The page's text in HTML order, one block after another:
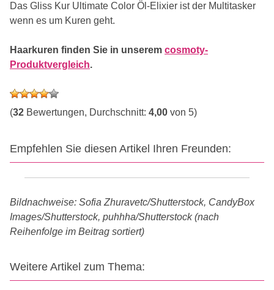
Das Gliss Kur Ultimate Color Öl-Elixier ist der Multitasker
wenn es um Kuren geht.
Haarkuren finden Sie in unserem cosmoty-
Produktvergleich.
(32 Bewertungen, Durchschnitt: 4,00 von 5)
Empfehlen Sie diesen Artikel Ihren Freunden:
Bildnachweise: Sofia Zhuravetc/Shutterstock, CandyBox
Images/Shutterstock, puhhha/Shutterstock (nach
Reihenfolge im Beitrag sortiert)
Weitere Artikel zum Thema: